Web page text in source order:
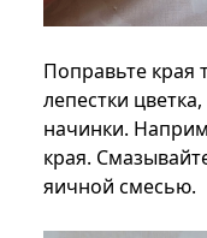
Поправьте края
лепестки
начинки.
края.
яичной смесью.